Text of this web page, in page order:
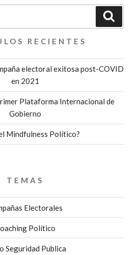
RECIENTES
electoral exitosa post-COVID
en 2021
Plataforma Internacional de
Gobierno
Mindfulness Político?
TEMAS
Electorales
Político
Seguridad Publica